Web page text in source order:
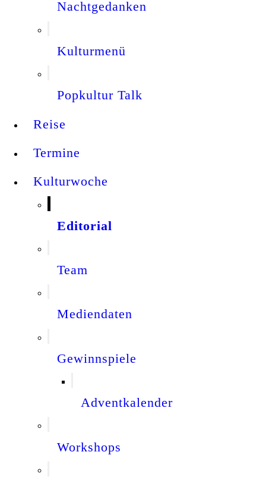
Nachtgedanken
Kulturmenü
Popkultur Talk
Reise
Termine
Kulturwoche
Editorial
Team
Mediendaten
Gewinnspiele
Adventkalender
Workshops